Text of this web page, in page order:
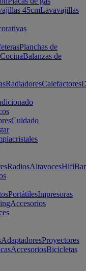
45cmLavavajillas
Planchas de
Balanzas de
RadiadoresCalefactores
Cuidado
RadiosAltavocesHifi
PortátilesImpresoras
Accesorios
AdaptadoresProyectores
AccesoriosBicicletas